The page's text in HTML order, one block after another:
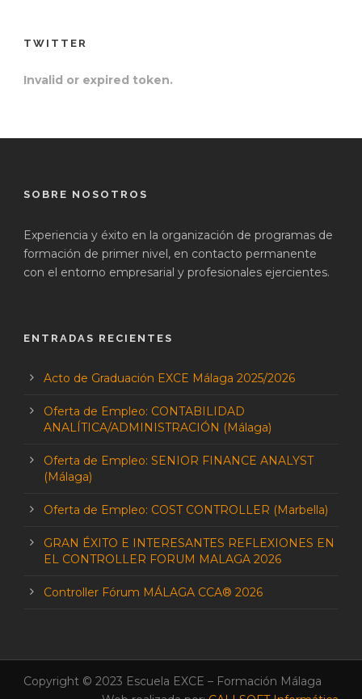
TWITTER
Invalid or expired token.
SOBRE NOSOTROS
Experiencia y éxito en la organización de programas de
formación de primer nivel, en contacto permanente
con el entorno empresarial y profesionales ejercientes.
ENTRADAS RECIENTES
Acto de Graduación EXCE Málaga 2025/2026
Oferta de Empleo: CONTABILIDAD
ANALÍTICA/ADMINISTRACIÓN (Málaga)
Oferta de Empleo: SENIOR FINANCE ANALYST
(Málaga)
Oferta de Empleo: COST CONTROLLER (Marbella)
GRAN ÉXITO E INTERESANTES REFLEXIONES EN
EL CONTROLLER FORUM MALAGA 2026
Controller Fórum MÁLAGA CCA® 2026
Copyright © 2023 Escuela EXCE – Formación Málaga